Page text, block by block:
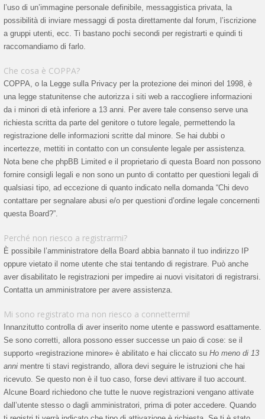
l’uso di un’immagine personale definibile, messaggistica privata, la
possibilità di inviare messaggi di posta direttamente dal forum, l’iscrizione
a gruppi utenti, ecc. Ti bastano pochi secondi per registrarti e quindi ti
raccomandiamo di farlo.
Che cosa è COPPA?
COPPA, o la Legge sulla Privacy per la protezione dei minori del 1998, è
una legge statunitense che autorizza i siti web a raccogliere informazioni
da i minori di età inferiore a 13 anni. Per avere tale consenso serve una
richiesta scritta da parte del genitore o tutore legale, permettendo la
registrazione delle informazioni scritte dal minore. Se hai dubbi o
incertezze, mettiti in contatto con un consulente legale per assistenza.
Nota bene che phpBB Limited e il proprietario di questa Board non possono
fornire consigli legali e non sono un punto di contatto per questioni legali di
qualsiasi tipo, ad eccezione di quanto indicato nella domanda “Chi devo
contattare per segnalare abusi e/o per questioni d’ordine legale concernenti
questa Board?”.
Perché non riesco a registrarmi?
È possibile l’amministratore della Board abbia bannato il tuo indirizzo IP
oppure vietato il nome utente che stai tentando di registrare. Può anche
aver disabilitato le registrazioni per impedire ai nuovi visitatori di registrarsi.
Contatta un amministratore per avere assistenza.
Mi sono registrato ma non riesco a connettermi!
Innanzitutto controlla di aver inserito nome utente e password esattamente.
Se sono corretti, allora possono esser successe un paio di cose: se il
supporto «registrazione minore» è abilitato e hai cliccato su Ho meno di 13
anni mentre ti stavi registrando, allora devi seguire le istruzioni che hai
ricevuto. Se questo non è il tuo caso, forse devi attivare il tuo account.
Alcune Board richiedono che tutte le nuove registrazioni vengano attivate
dall’utente stesso o dagli amministratori, prima di poter accedere. Quando